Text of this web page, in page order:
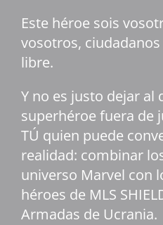
Este héroe sois
vosotros,
libre.
Y no es justo dejar al
superhéroe fuera de
TÚ quien puede
realidad: combinar
universo Marvel con
héroes de MLS
Armadas de Ucrania.